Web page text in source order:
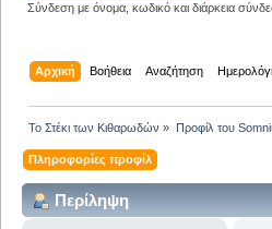
Σύνδεση με όνομα, κωδικό και διάρκεια
Αρχική Βοήθεια Αναζήτηση
Το Στέκι των Κιθαρωδών » Προφίλ του
Πληροφορίες προφίλ
Περίληψη